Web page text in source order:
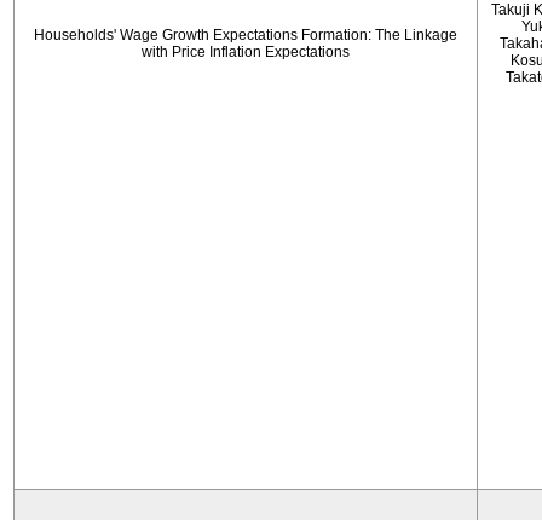
Households' Wage Growth Expectations Formation: The Linkage
with Price Inflation Expectations
Takuji